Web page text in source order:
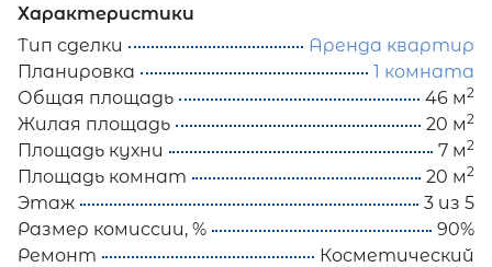
Характеристики
Тип сделки
Аренда квартир
Планировка
1 комната
Общая площадь
46 м2
Жилая площадь 20 м2
Площадь кухни 7 м2
Площадь комнат 20 м2
Этаж
3 из 5
Размер комиссии, %
90%
Ремонт
Косметический